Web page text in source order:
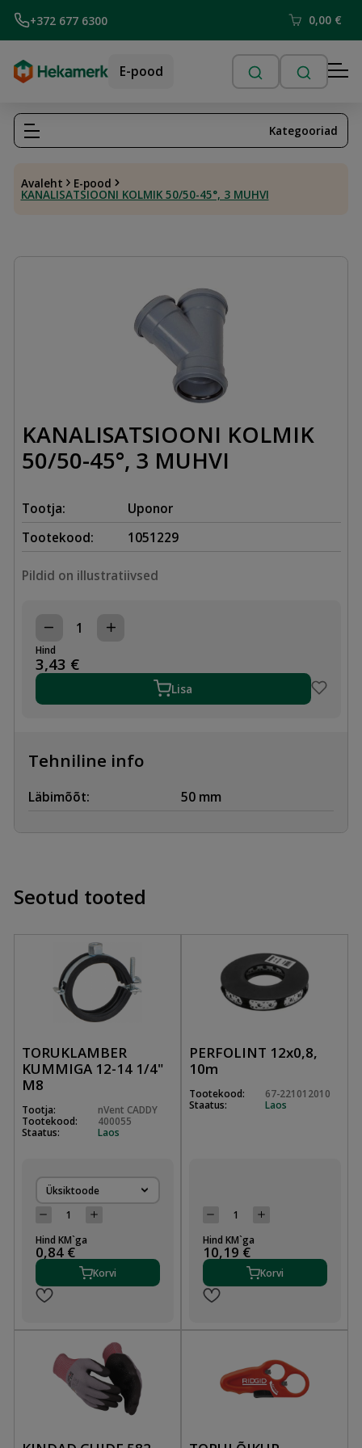
+372 677 6300 0,00 €
E-pood
Avaleht E-pood
KANALISATSIOONI KOLMIK 50/50-45°, 3 MUHVI
Kategooriad
KANALISATSIOONI KOLMIK
50/50-45°, 3 MUHVI
Tootja:
Uponor
Tootekood:
1051229
Pildid on illustratiivsed
KANALISATSIOONI
KOLMIK
50/50-
45°,
MUHVI
Hind
3,43 €
Lisa
Tehniline info
Läbimõõt: 50 mm
Seotud tooted
TORUKLAMBER
KUMMIGA 12-14 1/4"
M8
Tootja:
nVent CADDY
Tootekood:
400055
Staatus:
Laos
Üksiktoode
Hind KM`ga
0,84 €
Korvi
PERFOLINT 12x0,8,
10m
Tootekood:
67-221012010
Staatus:
Laos
Hind KM`ga
10,19 €
Korvi